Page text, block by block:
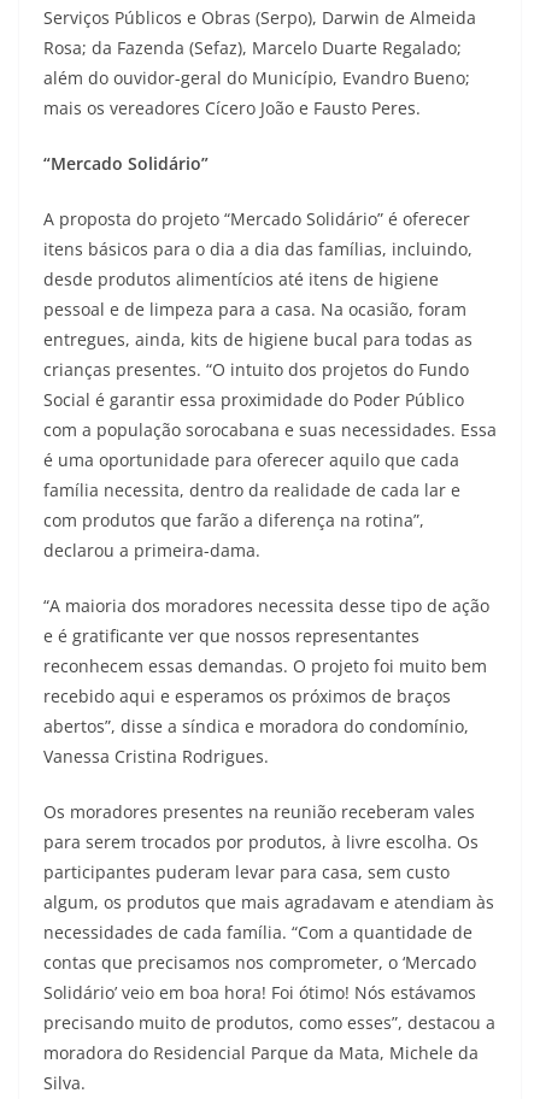
Serviços Públicos e Obras (Serpo), Darwin de Almeida
Rosa; da Fazenda (Sefaz), Marcelo Duarte Regalado;
além do ouvidor-geral do Município, Evandro Bueno;
mais os vereadores Cícero João e Fausto Peres.
“Mercado Solidário”
A proposta do projeto “Mercado Solidário” é oferecer
itens básicos para o dia a dia das famílias, incluindo,
desde produtos alimentícios até itens de higiene
pessoal e de limpeza para a casa. Na ocasião, foram
entregues, ainda, kits de higiene bucal para todas as
crianças presentes. “O intuito dos projetos do Fundo
Social é garantir essa proximidade do Poder Público
com a população sorocabana e suas necessidades. Essa
é uma oportunidade para oferecer aquilo que cada
família necessita, dentro da realidade de cada lar e
com produtos que farão a diferença na rotina”,
declarou a primeira-dama.
“A maioria dos moradores necessita desse tipo de ação
e é gratificante ver que nossos representantes
reconhecem essas demandas. O projeto foi muito bem
recebido aqui e esperamos os próximos de braços
abertos”, disse a síndica e moradora do condomínio,
Vanessa Cristina Rodrigues.
Os moradores presentes na reunião receberam vales
para serem trocados por produtos, à livre escolha. Os
participantes puderam levar para casa, sem custo
algum, os produtos que mais agradavam e atendiam às
necessidades de cada família. “Com a quantidade de
contas que precisamos nos comprometer, o ‘Mercado
Solidário’ veio em boa hora! Foi ótimo! Nós estávamos
precisando muito de produtos, como esses”, destacou a
moradora do Residencial Parque da Mata, Michele da
Silva.